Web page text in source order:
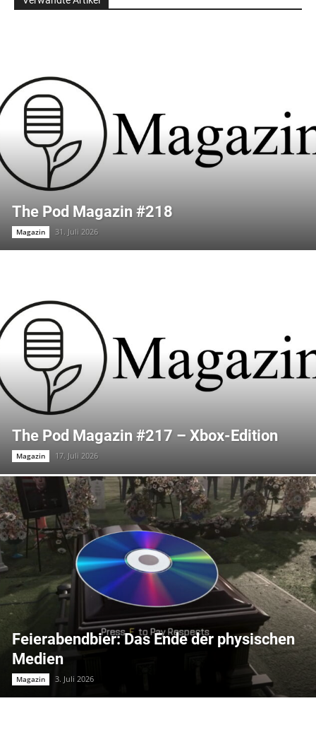
The Pod Magazin #218
Magazin 31. Juli 2026
The Pod Magazin #217 – Xbox-Edition
Magazin 17. Juli 2026
Feierabendbier: Das Ende der physischen
Medien
Magazin 3. Juli 2026